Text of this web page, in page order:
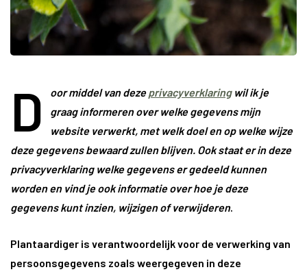
D oor middel van dezeprivacyverklaringwil ik je
graag informeren over welke gegevens mijn
website verwerkt, met welk doel en op welke wijze
deze gegevens bewaard zullen blijven. Ook staat er in deze
privacyverklaring welke gegevens er gedeeld kunnen
wordenen vind je ook informatie over hoe je deze
gegevens kunt inzien, wijzigen of verwijderen.
Plantaardiger is verantwoordelijk voor de verwerking van
persoonsgegevens zoals weergegeven in deze